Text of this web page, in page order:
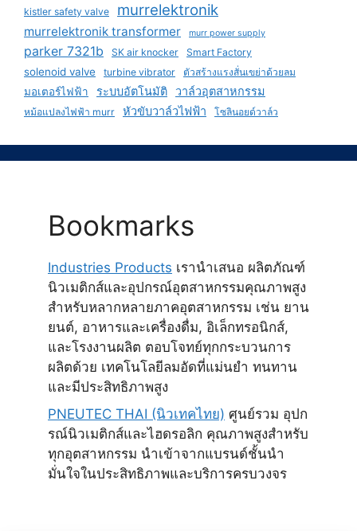
kistler safety valve murrelektronik
murrelektronik transformer murr power supply
parker 7321b SK air knocker Smart Factory
solenoid valve turbine vibrator ตัวสร้างแรงสั่นเขย่าด้วยลม
มอเตอร์ไฟฟ้า ระบบอัตโนมัติ วาล์วอุตสาหกรรม
หม้อแปลงไฟฟ้า murr หัวขับวาล์วไฟฟ้า โซลินอยด์วาล์ว
Bookmarks
Industries Products เรานำเสนอ ผลิตภัณฑ์
นิวเมติกส์และอุปกรณ์อุตสาหกรรมคุณภาพสูง
สำหรับหลากหลายภาคอุตสาหกรรม เช่น ยาน
ยนต์, อาหารและเครื่องดื่ม, อิเล็กทรอนิกส์,
และโรงงานผลิต ตอบโจทย์ทุกกระบวนการ
ผลิตด้วย เทคโนโลยีลมอัดที่แม่นยำ ทนทาน
และมีประสิทธิภาพสูง
PNEUTEC THAI (นิวเทคไทย) ศูนย์รวม อุปก
รณ์นิวเมติกส์และไฮดรอลิก คุณภาพสูงสำหรับ
ทุกอุตสาหกรรม นำเข้าจากแบรนด์ชั้นนำ
มั่นใจในประสิทธิภาพและบริการครบวงจร